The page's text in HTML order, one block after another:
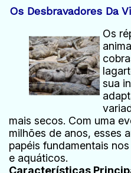
Os Desbravadores Da
Os
sua
mais secos. Com uma
milhões de anos, esses
papéis fundamentais
e aquáticos.
Características